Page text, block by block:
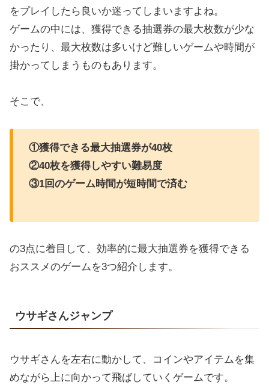
をプレイしたら良いか迷ってしまいますよね。
ゲームの中には、獲得できる抽選券の最大枚数が少な
かったり、最大枚数は多いけど難しいゲームや時間が
掛かってしまうものもあります。
そこで、
①獲得できる最大抽選券が40枚
②40枚を獲得しやすい難易度
③1回のゲーム時間が短時間で済む
の3点に着目して、効率的に最大抽選券を獲得できる
おススメのゲームを3つ紹介します。
ウサギさんジャンプ
ウサギさんを左右に動かして、コインやアイテムを集
めながら上に向かって飛ばしていくゲームです。